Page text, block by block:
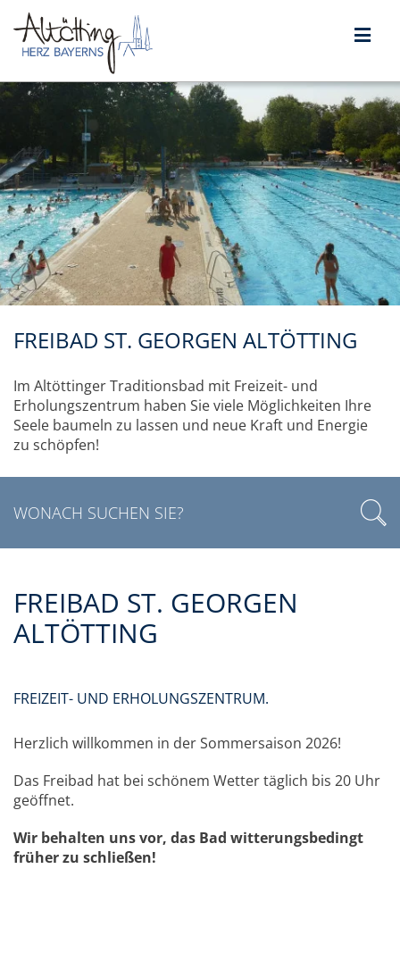
FREIBAD ST. GEORGEN ALTÖTTING
Im Altöttinger Traditionsbad mit Freizeit- und
Erholungszentrum haben Sie viele Möglichkeiten Ihre
Seele baumeln zu lassen und neue Kraft und Energie
zu schöpfen!
FREIBAD ST. GEORGEN
ALTÖTTING
FREIZEIT- UND ERHOLUNGSZENTRUM.
Herzlich willkommen in der Sommersaison 2026!
Das Freibad hat bei schönem Wetter täglich bis 20 Uhr
geöffnet.
Wir behalten uns vor, das Bad witterungsbedingt
früher zu schließen!